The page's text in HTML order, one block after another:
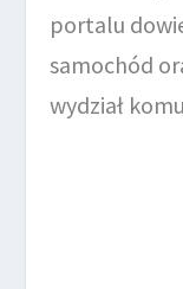
portalu
samochód
wydział